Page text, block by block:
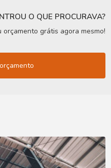
O QUE PROCURAVA?
orçamento grátis agora mesmo!